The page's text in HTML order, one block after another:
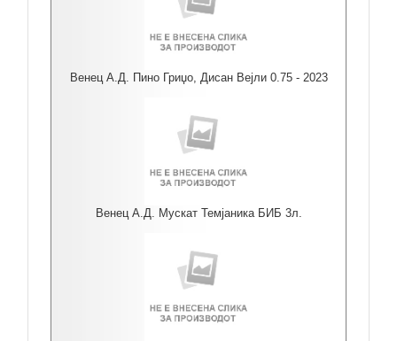
Венец А.Д. Пино Гриџо, Дисан Вејли 0.75 - 2023
Венец А.Д. Мускат Темјаника БИБ 3л.